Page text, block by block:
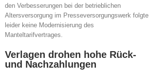
den Verbesserungen bei der betrieblichen
Altersversorgung im Presseversorgungswerk folgte
leider keine Modernisierung des
Manteltarifvertrages.
Verlagen drohen hohe Rück-
und Nachzahlungen